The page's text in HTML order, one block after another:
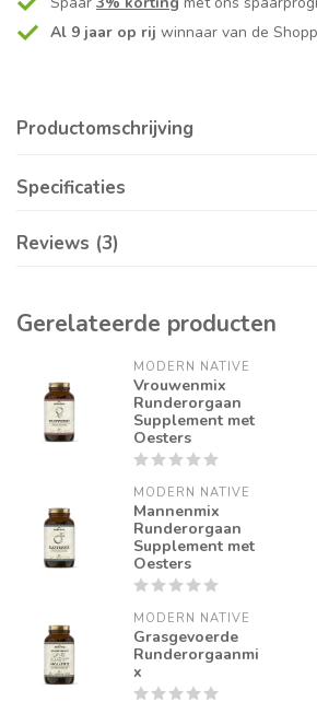
Al 9 jaar op rij winnaar van de
Productomschrijving
Specificaties
Reviews (3)
Gerelateerde producten
MODERN NATIVE
Vrouwenmix
Runderorgaan
Supplement met
Oesters
MODERN NATIVE
Mannenmix
Runderorgaan
Supplement met
Oesters
MODERN NATIVE
Grasgevoerde
Runderorgaanmi
x